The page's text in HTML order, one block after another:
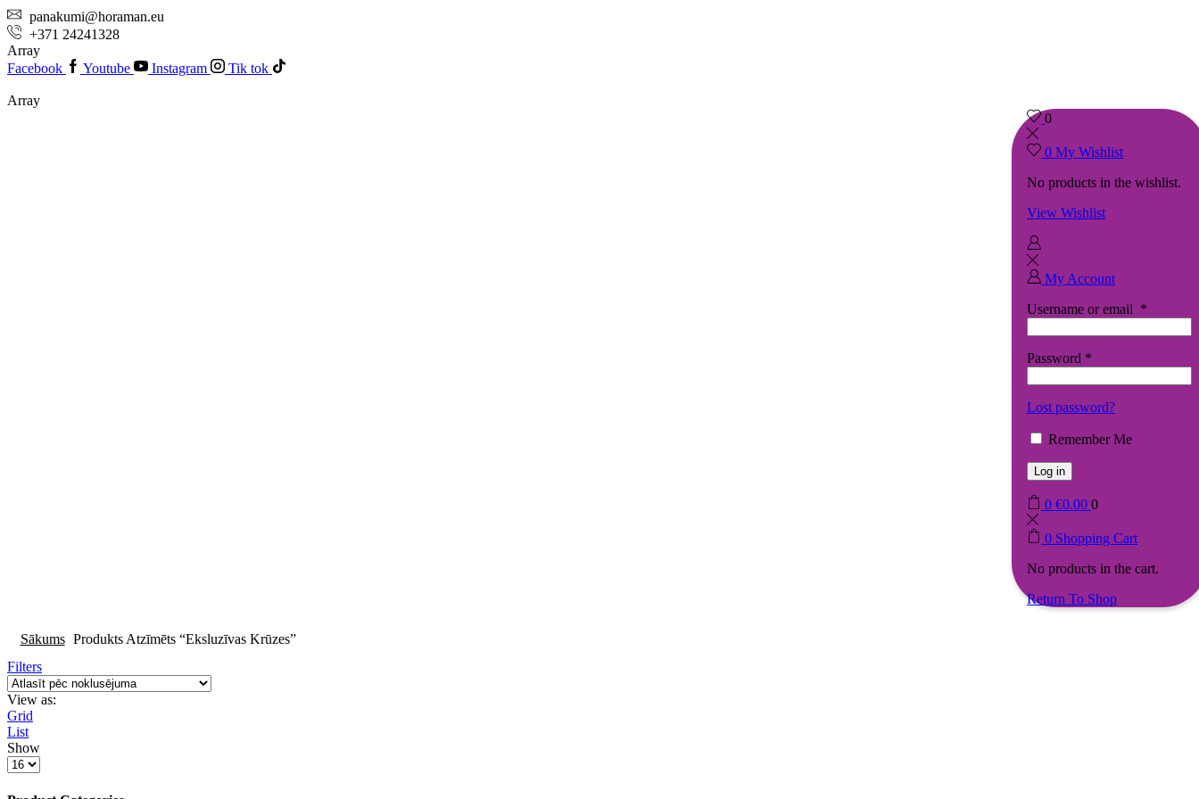
panakumi@horaman.eu
+371 24241328
Array
Facebook
Youtube Instagram Tik tok
Array
0
0 My Wishlist
No products in the wishlist.
View Wishlist
My Account
Username or email *
Password *
Lost password?
Remember Me
Log in
0 €0.00 0
0 Shopping Cart
No products in the cart.
Return To Shop
Sākums Produkts Atzīmēts “eksluzīvas Krūzes”
Filters
View as:
Grid
List
Show